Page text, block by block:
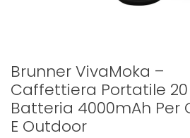
Brunner VivaMoka –
Caffettiera Portatile 20
Batteria 4000mAh Per
E Outdoor